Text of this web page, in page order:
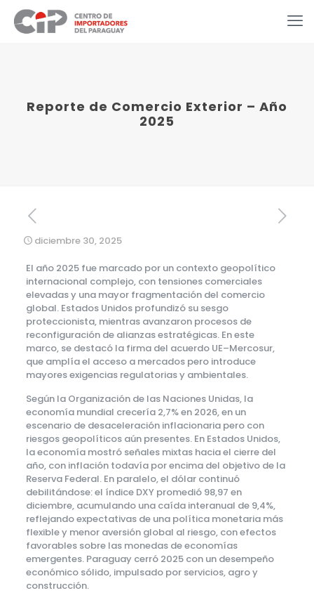
Reporte de Comercio Exterior – Año
2025
diciembre 30, 2025
El año 2025 fue marcado por un contexto geopolítico
internacional complejo, con tensiones comerciales
elevadas y una mayor fragmentación del comercio
global. Estados Unidos profundizó su sesgo
proteccionista, mientras avanzaron procesos de
reconfiguración de alianzas estratégicas. En este
marco, se destacó la firma del acuerdo UE–Mercosur,
que amplía el acceso a mercados pero introduce
mayores exigencias regulatorias y ambientales.
Según la Organización de las Naciones Unidas, la
economía mundial crecería 2,7% en 2026, en un
escenario de desaceleración inflacionaria pero con
riesgos geopolíticos aún presentes. En Estados Unidos,
la economía mostró señales mixtas hacia el cierre del
año, con inflación todavía por encima del objetivo de la
Reserva Federal. En paralelo, el dólar continuó
debilitándose: el índice DXY promedió 98,97 en
diciembre, acumulando una caída interanual de 9,4%,
reflejando expectativas de una política monetaria más
flexible y menor aversión global al riesgo, con efectos
favorables sobre las monedas de economías
emergentes. Paraguay cerró 2025 con un desempeño
económico sólido, impulsado por servicios, agro y
construcción.